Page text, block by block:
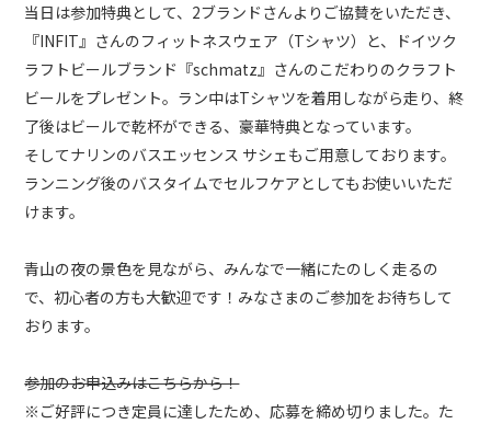
当日は参加特典として、2ブランドさんよりご協賛をいただき、
『INFIT』さんのフィットネスウェア（Tシャツ）と、ドイツク
ラフトビールブランド『schmatz』さんのこだわりのクラフト
ビールをプレゼント。ラン中はTシャツを着用しながら走り、終
了後はビールで乾杯ができる、豪華特典となっています。
そしてナリンのバスエッセンス サシェもご用意しております。
ランニング後のバスタイムでセルフケアとしてもお使いいただ
けます。
青山の夜の景色を見ながら、みんなで一緒にたのしく走るの
で、初心者の方も大歓迎です！みなさまのご参加をお待ちして
おります。
参加のお申込みはこちらから！
※ご好評につき定員に達したため、応募を締め切りました。た